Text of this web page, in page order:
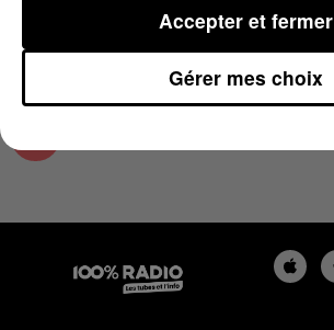
Gérer mes choix
Accepter et fermer